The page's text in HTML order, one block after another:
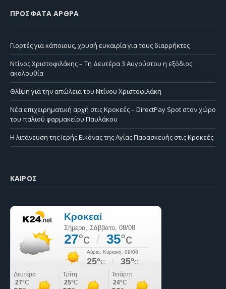
ΠΡΌΣΦΑΤΑ ΆΡΘΡΑ
Γιορτές για κάποιους, χρυσή ευκαιρία για τους διαρρήκτες
Ντίνος Χριστοφιλάκης – Τη Δευτέρα 3 Αυγούστου η εξόδιος
ακολουθία
Θλίψη για την απώλεια του Ντίνου Χριστοφιλάκη
Νέα επιχειρηματική αρχή στις Κροκεές – DirectPay Spot στον χώρο
του παλιού φαρμακείου Παυλάκου
Η λιτάνευση της Ιερής Εικόνας της Αγίας Παρασκευής στις Κροκεές
ΚΑΙΡΌΣ